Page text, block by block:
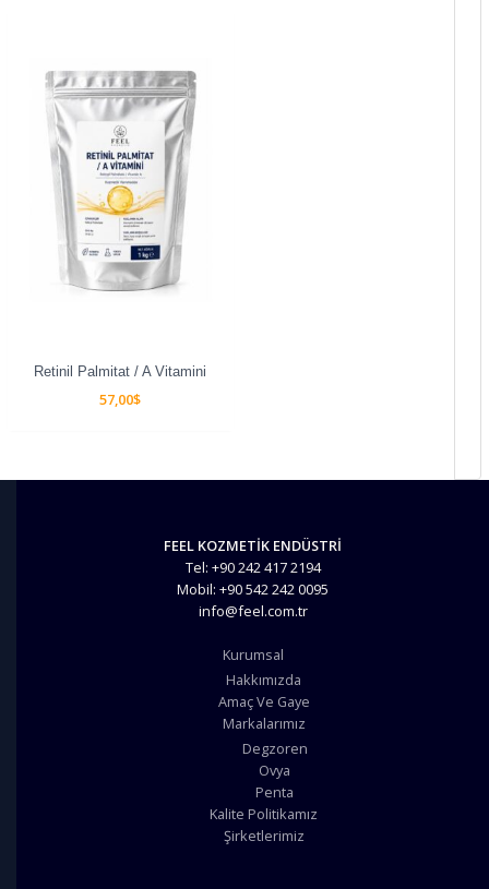
Retinil Palmitat / A Vitamini
57,00$
FEEL KOZMETİK ENDÜSTRİ
Tel: +90 242 417 2194
Mobil: +90 542 242 0095
info@feel.com.tr
Kurumsal
Hakkımızda
Amaç Ve Gaye
Markalarımız
Degzoren
Ovya
Penta
Kalite Politikamız
Şirketlerimiz